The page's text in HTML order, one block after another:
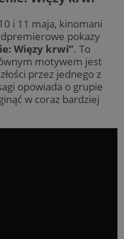
i 11 maja, kinomani
pokazy
Więzy krwi”. To
motywem jest
przez jednego z
opowiada o grupie
w coraz bardziej